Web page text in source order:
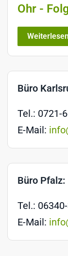
Ohr -
Weiterlesen
Büro
Tel.: 0721-
E-Mail:
Büro Pfalz:
Tel.:
E-Mail: